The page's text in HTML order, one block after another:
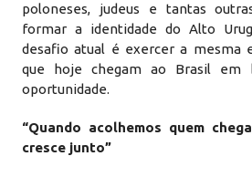
poloneses, judeus e tantas
formar a identidade do Alto
desafio atual é exercer a mesma
que hoje chegam ao Brasil em
oportunidade.
“Quando acolhemos quem
cresce junto”